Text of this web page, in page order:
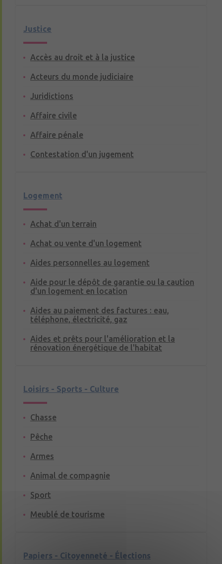
Justice
Accès au droit et à la justice
Acteurs du monde judiciaire
Juridictions
Affaire civile
Affaire pénale
Contestation d'un jugement
Logement
Achat d'un terrain
Achat ou vente d'un logement
Aides personnelles au logement
Aide pour le dépôt de garantie ou la caution
d'un logement en location
Aides au paiement des factures : eau,
téléphone, électricité, gaz
Aides et prêts pour l'amélioration et la
rénovation énergétique de l'habitat
Loisirs - Sports - Culture
Chasse
Pêche
Armes
Animal de compagnie
Sport
Meublé de tourisme
Papiers - Citoyenneté - Élections